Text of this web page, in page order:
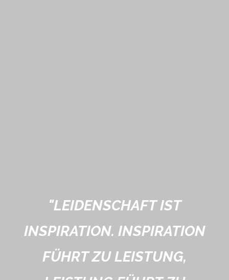
"LEIDENSCHAFT IST
INSPIRATION. INSPIRATION
FÜHRT ZU LEISTUNG,